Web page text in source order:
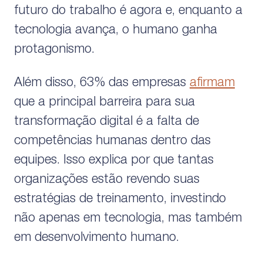
futuro do trabalho é agora e, enquanto a
tecnologia avança, o humano ganha
protagonismo.
Além disso, 63% das empresas afirmam
que a principal barreira para sua
transformação digital é a falta de
competências humanas dentro das
equipes. Isso explica por que tantas
organizações estão revendo suas
estratégias de treinamento, investindo
não apenas em tecnologia, mas também
em desenvolvimento humano.